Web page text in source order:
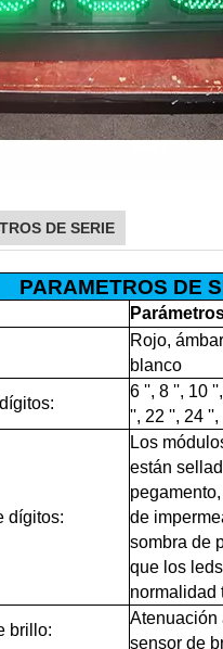
DE SERIE
PARAMETROS DE
Rojo,
blanco
6 '', 8 '', 10
'', 22 '', 24
dígitos:
Los
están
de
sombra de
que los
normalidad
brillo:
Atenuación
sensor de